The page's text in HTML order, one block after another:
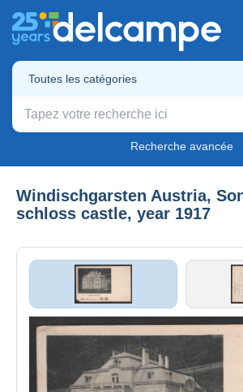
Toutes les catégories
Recherche avancée
Windischgarsten Austria,
schloss castle, year 1917